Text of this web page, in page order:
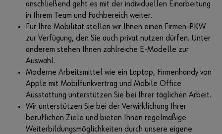
anschließend geht es mit der individuellen Einarbeitung
in Ihrem Team und Fachbereich weiter.
Für Ihre Mobilität stellen wir Ihnen einen Firmen-PKW
zur Verfügung, den Sie auch privat nutzen dürfen. Unter
anderem stehen Ihnen zahlreiche E-Modelle zur
Auswahl.
Moderne Arbeitsmittel wie ein Laptop, Firmenhandy von
Apple mit Mobilfunkvertrag und Mobile Office
Ausstattung unterstützen Sie bei Ihrer täglichen Arbeit.
Wir unterstützen Sie bei der Verwirklichung Ihrer
beruflichen Ziele und bieten Ihnen regelmäßige
Weiterbildungsmöglichkeiten durch unsere eigene